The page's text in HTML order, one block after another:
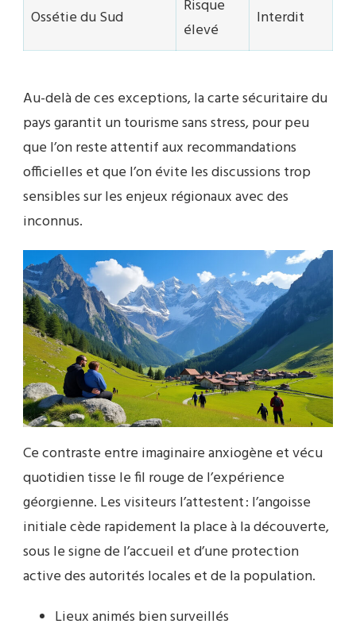
Ossétie du Sud
Risque
élevé
Interdit
Au-delà de ces exceptions, la carte sécuritaire du
pays garantit un tourisme sans stress, pour peu
que l’on reste attentif aux recommandations
officielles et que l’on évite les discussions trop
sensibles sur les enjeux régionaux avec des
inconnus.
Ce contraste entre imaginaire anxiogène et vécu
quotidien tisse le fil rouge de l’expérience
géorgienne. Les visiteurs l’attestent : l’angoisse
initiale cède rapidement la place à la découverte,
sous le signe de l’accueil et d’une protection
active des autorités locales et de la population.
Lieux animés bien surveillés